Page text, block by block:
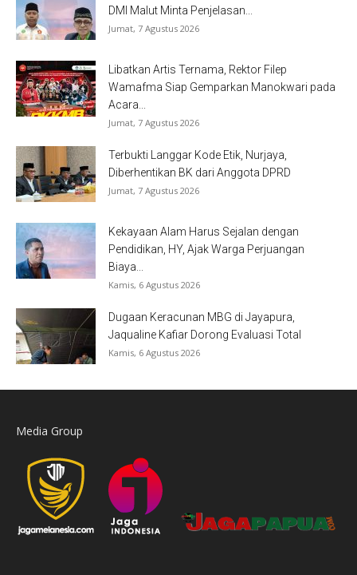
DMI Malut Minta Penjelasan...
Jumat, 7 Agustus 2026
Libatkan Artis Ternama, Rektor Filep
Wamafma Siap Gemparkan Manokwari pada
Acara...
Jumat, 7 Agustus 2026
Terbukti Langgar Kode Etik, Nurjaya,
Diberhentikan BK dari Anggota DPRD
Jumat, 7 Agustus 2026
Kekayaan Alam Harus Sejalan dengan
Pendidikan, HY, Ajak Warga Perjuangan
Biaya...
Kamis, 6 Agustus 2026
Dugaan Keracunan MBG di Jayapura,
Jaqualine Kafiar Dorong Evaluasi Total
Kamis, 6 Agustus 2026
Media Group